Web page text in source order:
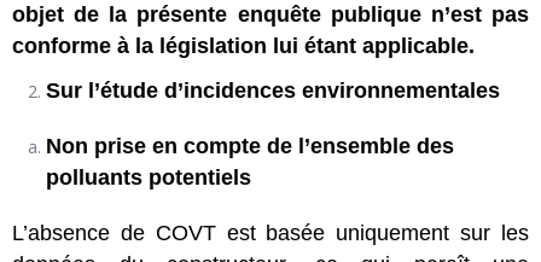
objet de la présente enquête publique n’est pas
conforme à la législation lui étant applicable.
Sur l’étude d’incidences environnementales
Non prise en compte de l’ensemble des
polluants potentiels
L’absence de COVT est basée uniquement sur les